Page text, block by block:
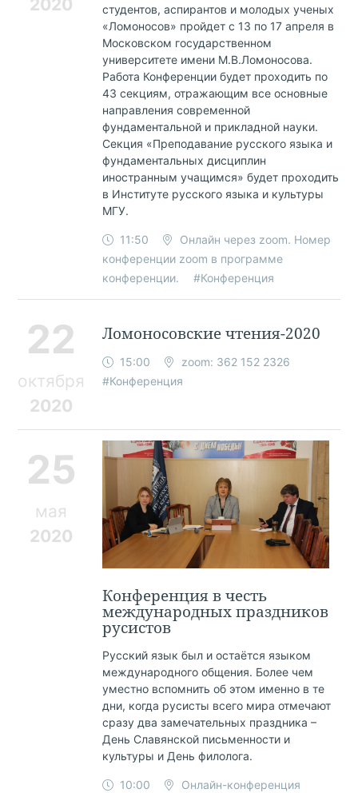
2020
студентов, аспирантов и молодых ученых
«Ломоносов» пройдет с 13 по 17 апреля в
Московском государственном
университете имени М.В.Ломоносова.
Работа Конференции будет проходить по
43 секциям, отражающим все основные
направления современной
фундаментальной и прикладной науки.
Секция «Преподавание русского языка и
фундаментальных дисциплин
иностранным учащимся» будет проходить
в Институте русского языка и культуры
МГУ.
11:50
Онлайн через zoom. Номер
конференции zoom в программе
конференции.
#Конференция
22
октября
2020
Ломоносовские чтения-2020
15:00
zoom: 362 152 2326
#Конференция
25
мая
2020
Конференция в честь
международных праздников
русистов
Русский язык был и остаётся языком
международного общения. Более чем
уместно вспомнить об этом именно в те
дни, когда русисты всего мира отмечают
сразу два замечательных праздника –
День Славянской письменности и
культуры и День филолога.
10:00
Онлайн-конференция